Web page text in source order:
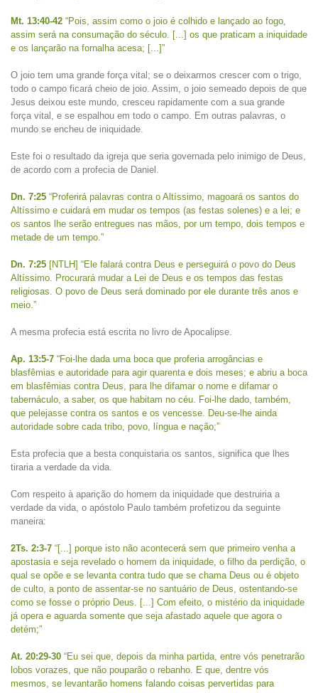
Mt. 13:40-42 “Pois, assim como o joio é colhido e lançado ao fogo,
assim será na consumação do século. [...] os que praticam a iniquidade
e os lançarão na fornalha acesa; [...]”
O joio tem uma grande força vital; se o deixarmos crescer com o trigo,
todo o campo ficará cheio de joio. Assim, o joio semeado depois de que
Jesus deixou este mundo, cresceu rapidamente com a sua grande
força vital, e se espalhou em todo o campo. Em outras palavras, o
mundo se encheu de iniquidade.
Este foi o resultado da igreja que seria governada pelo inimigo de Deus,
de acordo com a profecia de Daniel.
Dn. 7:25 “Proferirá palavras contra o Altíssimo, magoará os santos do
Altíssimo e cuidará em mudar os tempos (as festas solenes) e a lei; e
os santos lhe serão entregues nas mãos, por um tempo, dois tempos e
metade de um tempo.”
Dn. 7:25 [NTLH] “Ele falará contra Deus e perseguirá o povo do Deus
Altíssimo. Procurará mudar a Lei de Deus e os tempos das festas
religiosas. O povo de Deus será dominado por ele durante três anos e
meio.”
A mesma profecia está escrita no livro de Apocalipse.
Ap. 13:5-7 “Foi-lhe dada uma boca que proferia arrogâncias e
blasfêmias e autoridade para agir quarenta e dois meses; e abriu a boca
em blasfêmias contra Deus, para lhe difamar o nome e difamar o
tabernáculo, a saber, os que habitam no céu. Foi-lhe dado, também,
que pelejasse contra os santos e os vencesse. Deu-se-lhe ainda
autoridade sobre cada tribo, povo, língua e nação;”
Esta profecia que a besta conquistaria os santos, significa que lhes
tiraria a verdade da vida.
Com respeito à aparição do homem da iniquidade que destruiria a
verdade da vida, o apóstolo Paulo também profetizou da seguinte
maneira:
2Ts. 2:3-7 “[...] porque isto não acontecerá sem que primeiro venha a
apostasia e seja revelado o homem da iniquidade, o filho da perdição, o
qual se opõe e se levanta contra tudo que se chama Deus ou é objeto
de culto, a ponto de assentar-se no santuário de Deus, ostentando-se
como se fosse o próprio Deus. [...] Com efeito, o mistério da iniquidade
já opera e aguarda somente que seja afastado aquele que agora o
detém;”
At. 20:29-30 “Eu sei que, depois da minha partida, entre vós penetrarão
lobos vorazes, que não pouparão o rebanho. E que, dentre vós
mesmos, se levantarão homens falando coisas pervertidas para